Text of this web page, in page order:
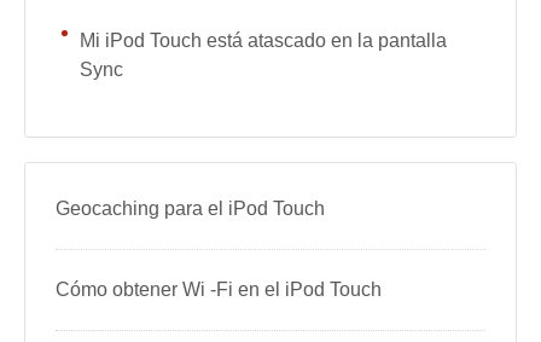
Mi iPod Touch está atascado en la pantalla
Sync
Geocaching para el iPod Touch
Cómo obtener Wi -Fi en el iPod Touch